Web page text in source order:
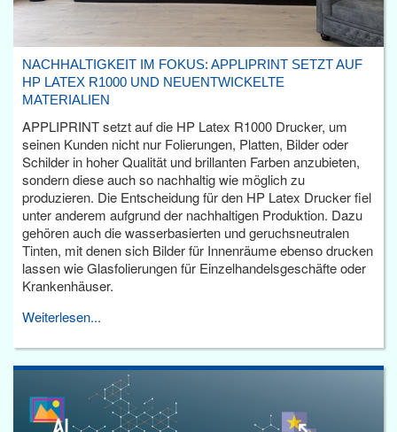
NACHHALTIGKEIT IM FOKUS: APPLIPRINT SETZT AUF
HP LATEX R1000 UND NEUENTWICKELTE
MATERIALIEN
APPLIPRINT setzt auf die HP Latex R1000 Drucker, um
seinen Kunden nicht nur Folierungen, Platten, Bilder oder
Schilder in hoher Qualität und brillanten Farben anzubieten,
sondern diese auch so nachhaltig wie möglich zu
produzieren. Die Entscheidung für den HP Latex Drucker fiel
unter anderem aufgrund der nachhaltigen Produktion. Dazu
gehören auch die wasserbasierten und geruchsneutralen
Tinten, mit denen sich Bilder für Innenräume ebenso drucken
lassen wie Glasfolierungen für Einzelhandelsgeschäfte oder
Krankenhäuser.
Weiterlesen...